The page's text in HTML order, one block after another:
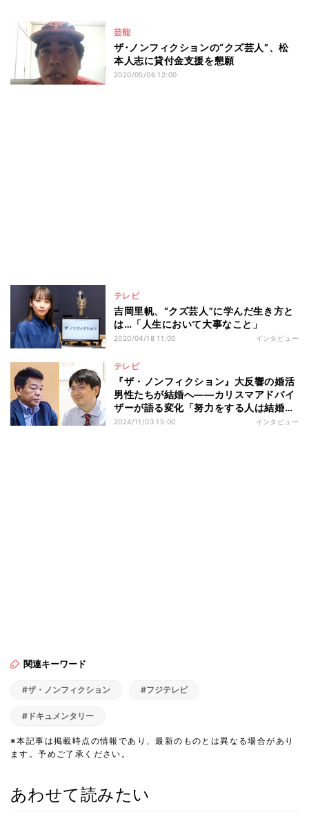
芸能
ザ･ノンフィクションの“クズ芸人”、松
本人志に貸付金支援を懇願
2020/05/06 12:00
テレビ
吉岡里帆、“クズ芸人”に学んだ生き方と
は…「人生において大事なこと」
2020/04/18 11:00 インタビュー
テレビ
『ザ・ノンフィクション』大反響の婚活
男性たちが結婚へ――カリスマアドバイ
ザーが語る変化「努力をする人は結婚で
きます」
2024/11/03 15:00 インタビュー
関連キーワード
#ザ・ノンフィクション #フジテレビ
#ドキュメンタリー
※本記事は掲載時点の情報であり、最新のものとは異なる場合があり
ます。予めご了承ください。
あわせて読みたい